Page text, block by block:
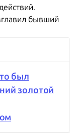
бывший
был
золотой